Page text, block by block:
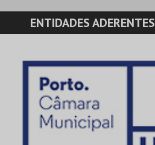
CARRINHO
EVENTOS
CARTÕES
PRODUTOS
ENTIDADES ADERENTES